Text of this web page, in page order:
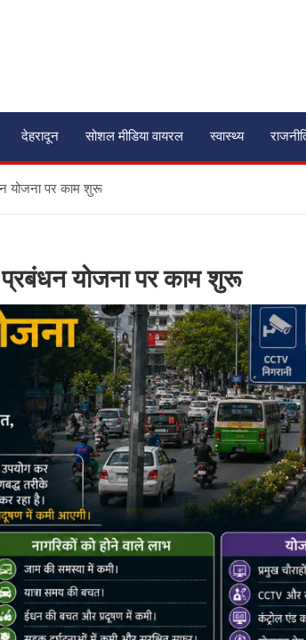
देहरादून सोशल मीडिया वायरल स्वास्थ्य
योजना पर काम शुरू
योजना पर काम शुरू